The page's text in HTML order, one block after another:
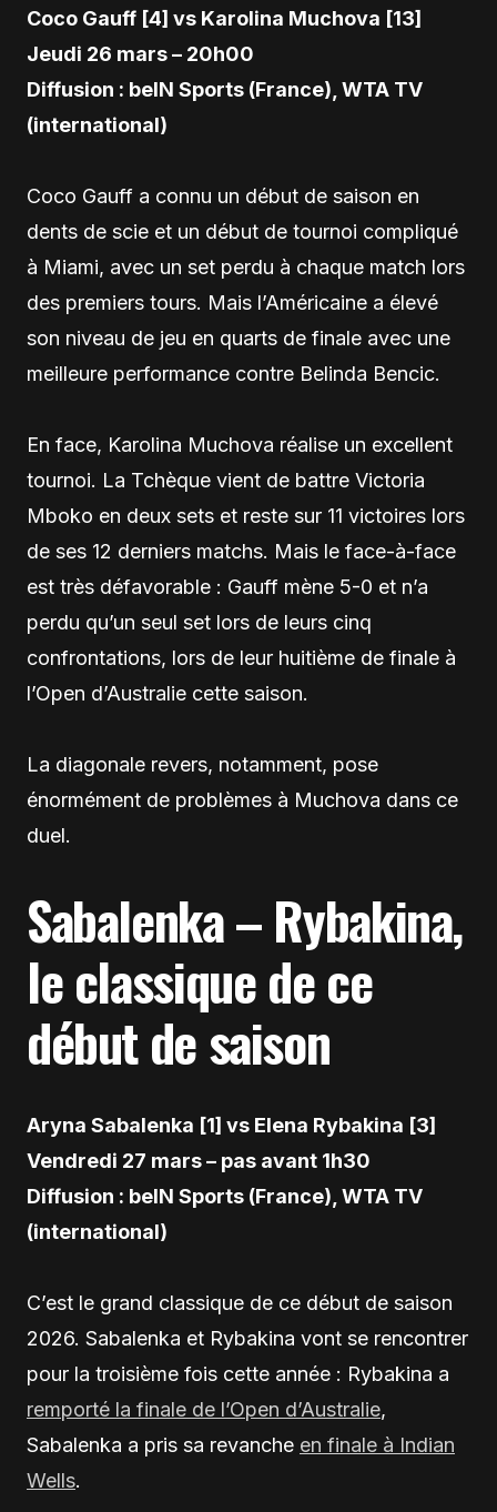
Coco Gauff [4] vs Karolina Muchova [13]
Jeudi 26 mars – 20h00
Diffusion : beIN Sports (France), WTA TV
(international)
Coco Gauff a connu un début de saison en
dents de scie et un début de tournoi compliqué
à Miami, avec un set perdu à chaque match lors
des premiers tours. Mais l’Américaine a élevé
son niveau de jeu en quarts de finale avec une
meilleure performance contre Belinda Bencic.
En face, Karolina Muchova réalise un excellent
tournoi. La Tchèque vient de battre Victoria
Mboko en deux sets et reste sur 11 victoires lors
de ses 12 derniers matchs. Mais le face-à-face
est très défavorable : Gauff mène 5-0 et n’a
perdu qu’un seul set lors de leurs cinq
confrontations, lors de leur huitième de finale à
l’Open d’Australie cette saison.
La diagonale revers, notamment, pose
énormément de problèmes à Muchova dans ce
duel.
Sabalenka – Rybakina,
le classique de ce
début de saison
Aryna Sabalenka [1] vs Elena Rybakina [3]
Vendredi 27 mars – pas avant 1h30
Diffusion : beIN Sports (France), WTA TV
(international)
C’est le grand classique de ce début de saison
2026. Sabalenka et Rybakina vont se rencontrer
pour la troisième fois cette année : Rybakina a
remporté la finale de l’Open d’Australie,
Sabalenka a pris sa revanche en finale à Indian
Wells.